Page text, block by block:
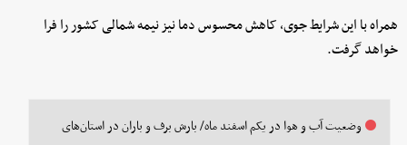
همراه با این شرایط جوی، کاهش محسوس دما نیز نیمه شمالی کشور را فرا
خواهد گرفت.
وضعیت آب و هوا در یکم اسفند ماه/ بارش برف و باران در استان‌های